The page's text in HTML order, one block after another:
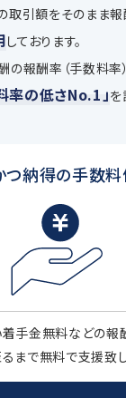
取引額をそのまま報
しております。
報酬率（手数料率）
率の低さNo.1」を
つ納得の手数
手金無料などの報
まで無料で支援致し